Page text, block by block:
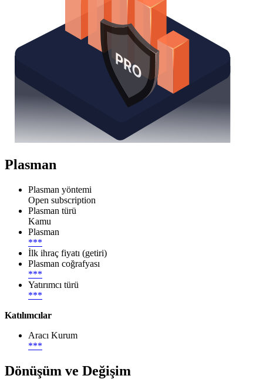
Plasman
Plasman yöntemi
Open subscription
Plasman türü
Kamu
Plasman
***
İlk ihraç fiyatı (getiri)
Plasman coğrafyası
***
Yatırımcı türü
***
Katılımcılar
Aracı Kurum
***
Dönüşüm ve Değişim